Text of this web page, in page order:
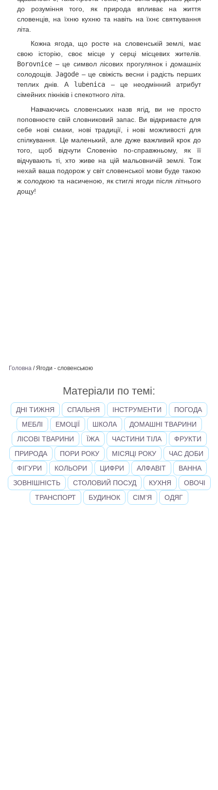
до розуміння того, як природа впливає на життя
словенців, на їхню кухню та навіть на їхнє святкування
літа.
Кожна ягода, що росте на словенській землі, має
свою історію, своє місце у серці місцевих жителів.
Borovnice – це символ лісових прогулянок і домашніх
солодощів. Jagode– це свіжість весни і радість перших
теплих днів. А lubenica – це неодмінний атрибут
сімейних пікніків і спекотного літа.
Навчаючись словенських назв ягід, ви не просто
поповнюєте свій словниковий запас. Ви відкриваєте для
себе нові смаки, нові традиції, і нові можливості для
спілкування. Це маленький, але дуже важливий крок до
того, щоб відчути Словенію по-справжньому, як її
відчувають ті, хто живе на цій мальовничій землі. Тож
нехай ваша подорож у світ словенської мови буде такою
ж солодкою та насиченою, як стиглі ягоди після літнього
дощу!
Головна / Ягоди - словенською
Матеріали по темі:
ДНІ ТИЖНЯ СПАЛЬНЯ ІНСТРУМЕНТИ
ПОГОДА
МЕБЛІ
ЕМОЦІЇ ШКОЛА
ДОМАШНІ ТВАРИНИ
ЛІСОВІ ТВАРИНИ
ЇЖА ЧАСТИНИ ТІЛА
ФРУКТИ
ПРИРОДА
ПОРИ РОКУ МІСЯЦІ РОКУ
ЧАС ДОБИ
ФІГУРИ
КОЛЬОРИ ЦИФРИ АЛФАВІТ
ВАННА
ЗОВНІШНІСТЬ
СТОЛОВИЙ ПОСУД КУХНЯ
ОВОЧІ
ТРАНСПОРТ
БУДИНОК СІМ'Я ОДЯГ